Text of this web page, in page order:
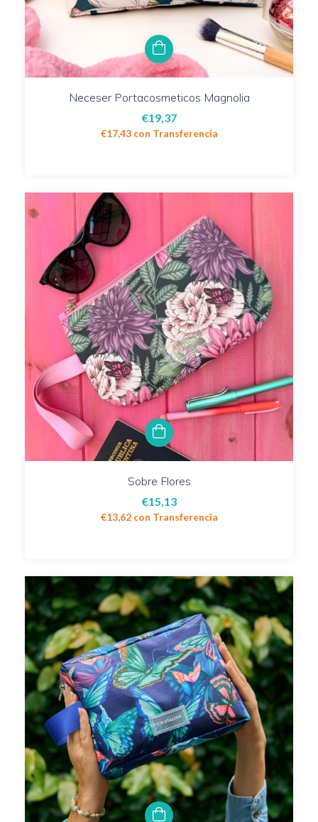
Neceser Portacosmeticos Magnolia
€19,37
€17,43 con Transferencia
Sobre Flores
€15,13
€13,62 con Transferencia